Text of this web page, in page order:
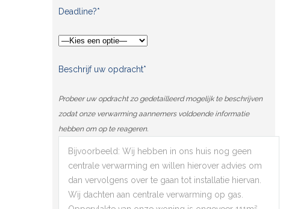
Deadline?*
Beschrijf uw opdracht*
Probeer uw opdracht zo gedetailleerd mogelijk te beschrijven
zodat onze verwarming aannemers voldoende informatie
hebben om op te reageren.